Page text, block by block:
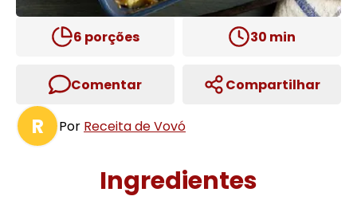
6 porções 30 min
Comentar Compartilhar
R Por Receita de Vovó
Ingredientes